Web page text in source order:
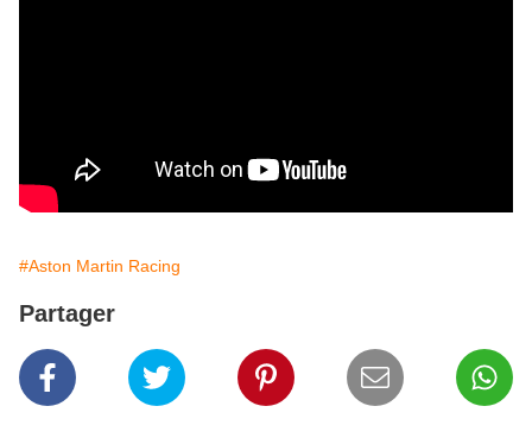
#Aston Martin Racing
Partager